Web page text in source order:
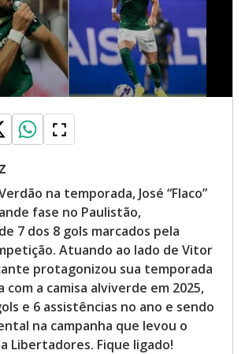
na temporada, José “Flaco”
fase no Paulistão,
7 dos 8 gols marcados pela
Atuando ao lado de Vitor
protagonizou sua temporada
com a camisa alviverde em 2025,
e 6 assistências no ano e sendo
na campanha que levou o
Libertadores. Fique ligado!